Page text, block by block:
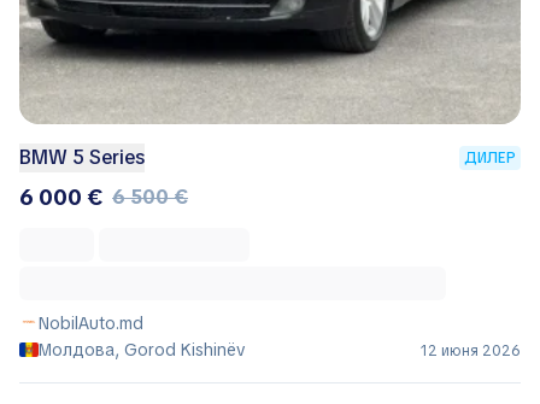
BMW 5 Series ДИЛЕР
6 000 € 6 500 €
NobilAuto.md
Молдова, Gorod Kishinëv
12 июня 2026